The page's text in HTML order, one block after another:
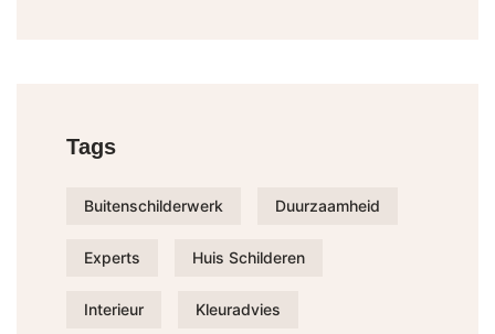
Tags
Buitenschilderwerk Duurzaamheid
Experts Huis Schilderen
Interieur Kleuradvies